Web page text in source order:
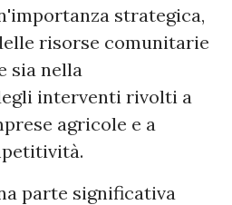
strategica,
risorse comunitarie
sia nella
interventi rivolti a
agricole e a
parte significativa